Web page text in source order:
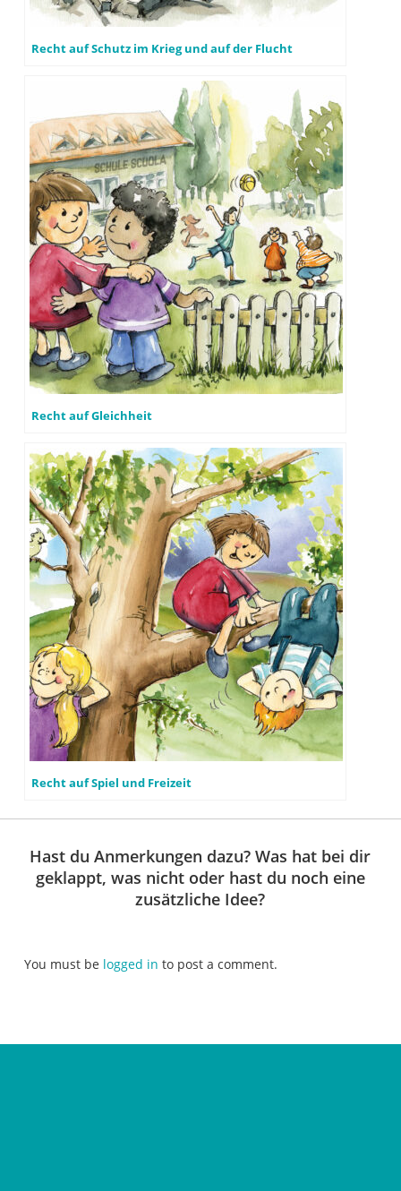
Recht auf Schutz im Krieg und auf der Flucht
Recht auf Gleichheit
Recht auf Spiel und Freizeit
Hast du Anmerkungen dazu? Was hat bei dir
geklappt, was nicht oder hast du noch eine
zusätzliche Idee?
You must be logged in to post a comment.